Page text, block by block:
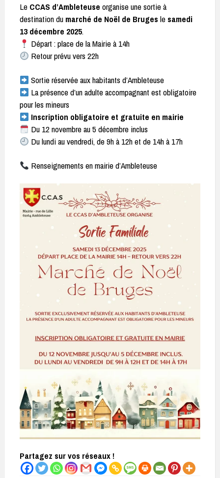
Le CCAS d’Ambleteuse organise une sortie à
destination du marché de Noël de Bruges le samedi
13 décembre 2025.
Départ : place de la Mairie à 14h
Retour prévu vers 22h
Sortie réservée aux habitants d’Ambleteuse
La présence d’un adulte accompagnant est obligatoire
pour les mineurs
Inscription obligatoire et gratuite en mairie
Du 12 novembre au 5 décembre inclus
Du lundi au vendredi, de 9h à 12h et de 14h à 17h
Renseignements en mairie d’Ambleteuse
Partagez sur vos réseaux !